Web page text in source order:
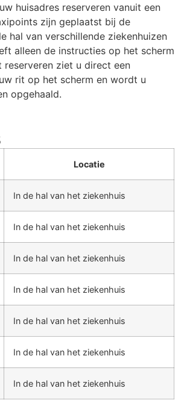
huisadres reserveren vanuit een
zijn geplaatst bij de
hal van verschillende ziekenhuizen
alleen de instructies op het scherm
reserveren ziet u direct een
rit op het scherm en wordt u
opgehaald.
Locatie
In de hal van het ziekenhuis
In de hal van het ziekenhuis
In de hal van het ziekenhuis
In de hal van het ziekenhuis
In de hal van het ziekenhuis
In de hal van het ziekenhuis
In de hal van het ziekenhuis